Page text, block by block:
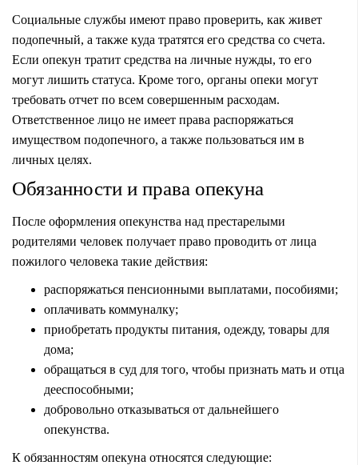
Социальные службы имеют право проверить, как живет
подопечный, а также куда тратятся его средства со счета.
Если опекун тратит средства на личные нужды, то его
могут лишить статуса. Кроме того, органы опеки могут
требовать отчет по всем совершенным расходам.
Ответственное лицо не имеет права распоряжаться
имуществом подопечного, а также пользоваться им в
личных целях.
Обязанности и права опекуна
После оформления опекунства над престарелыми
родителями человек получает право проводить от лица
пожилого человека такие действия:
распоряжаться пенсионными выплатами, пособиями;
оплачивать коммуналку;
приобретать продукты питания, одежду, товары для
дома;
обращаться в суд для того, чтобы признать мать и отца
дееспособными;
добровольно отказываться от дальнейшего
опекунства.
К обязанностям опекуна относятся следующие: